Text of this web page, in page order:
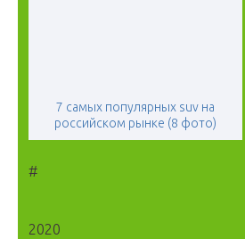
7 самых популярных suv на
российском рынке (8 фото)
#
2020